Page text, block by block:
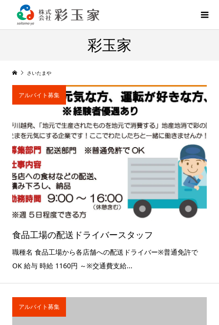
彩玉家
さいたまや
アルバイト募集
食品工場の配送ドライバースタッフ
職種名 食品工場から各店舗への配送ドライバー※普通免許で
OK 給与 時給 1160円 ～※交通費支給...
アルバイト募集